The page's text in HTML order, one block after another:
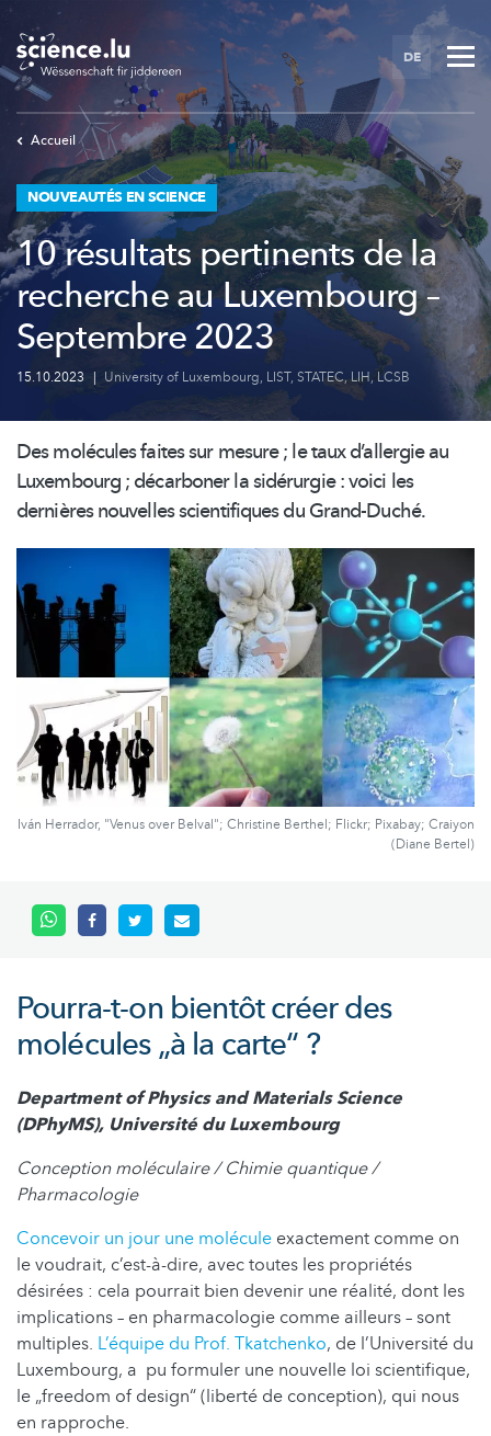
Skip
main
content
DE
Accueil
NOUVEAUTÉS EN SCIENCE
10 résultats pertinents de la
recherche au Luxembourg –
Septembre 2023
15.10.2023 | University of Luxembourg, LIST, STATEC, LIH, LCSB
Des molécules faites sur mesure ; le taux d’allergie au
Luxembourg ; décarboner la sidérurgie : voici les
dernières nouvelles scientifiques du Grand-Duché.
Iván Herrador, "Venus over Belval"; Christine Berthel; Flickr; Pixabay; Craiyon
(Diane Bertel)
Pourra-t-on bientôt créer des
molécules „à la carte“ ?
Department of Physics and Materials Science
(DPhyMS), Université du Luxembourg
Conception moléculaire / Chimie quantique /
Pharmacologie
Concevoir un jour une molécule exactement comme on
le voudrait, c’est-à-dire, avec toutes les propriétés
désirées : cela pourrait bien devenir une réalité, dont les
implications – en pharmacologie comme ailleurs – sont
multiples. L’équipe du Prof. Tkatchenko, de l’Université du
Luxembourg, a pu formuler une nouvelle loi scientifique,
le „freedom of design“ (liberté de conception), qui nous
en rapproche.